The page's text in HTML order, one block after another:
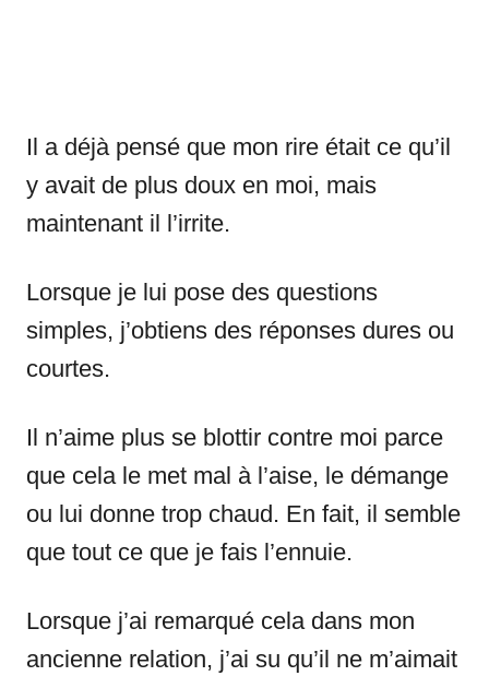
Il a déjà pensé que mon rire était ce qu’il
y avait de plus doux en moi, mais
maintenant il l’irrite.
Lorsque je lui pose des questions
simples, j’obtiens des réponses dures ou
courtes.
Il n’aime plus se blottir contre moi parce
que cela le met mal à l’aise, le démange
ou lui donne trop chaud. En fait, il semble
que tout ce que je fais l’ennuie.
Lorsque j’ai remarqué cela dans mon
ancienne relation, j’ai su qu’il ne m’aimait